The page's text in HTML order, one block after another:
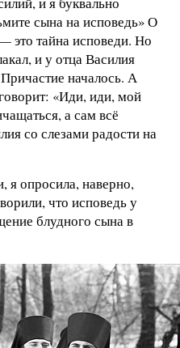
сына на исповедь» О
это тайна исповеди. Но
и у отца Василия
началось. А
«Иди, иди, мой
а сам всё
со слезами радости на
я опросила, наверно,
что исповедь у
блудного сына в